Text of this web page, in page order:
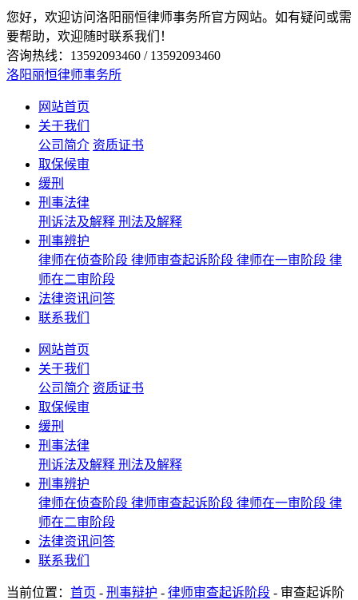
您好，欢迎访问洛阳丽恒律师事务所官方网站。如有疑问或需
要帮助，欢迎随时联系我们！
咨询热线：13592093460 / 13592093460
洛阳丽恒律师事务所
网站首页
关于我们
公司简介 资质证书
取保候审
缓刑
刑事法律
刑诉法及解释 刑法及解释
刑事辨护
律师在侦查阶段 律师审查起诉阶段 律师在一审阶段 律
师在二审阶段
法律资讯问答
联系我们
网站首页
关于我们
公司简介 资质证书
取保候审
缓刑
刑事法律
刑诉法及解释 刑法及解释
刑事辨护
律师在侦查阶段 律师审查起诉阶段 律师在一审阶段 律
师在二审阶段
法律资讯问答
联系我们
当前位置： 首页 - 刑事辩护 - 律师审查起诉阶段 - 审查起诉阶